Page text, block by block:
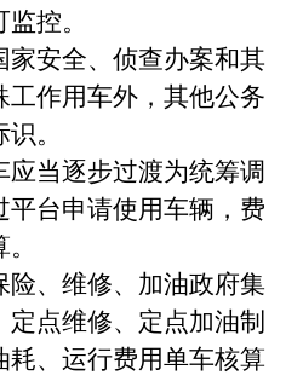
控。
安全、侦查办案和其
工作用车外，其他公务
。
当逐步过渡为统筹调
平台申请使用车辆，费
、维修、加油政府集
点维修、定点加油制
耗、运行费用单车核算